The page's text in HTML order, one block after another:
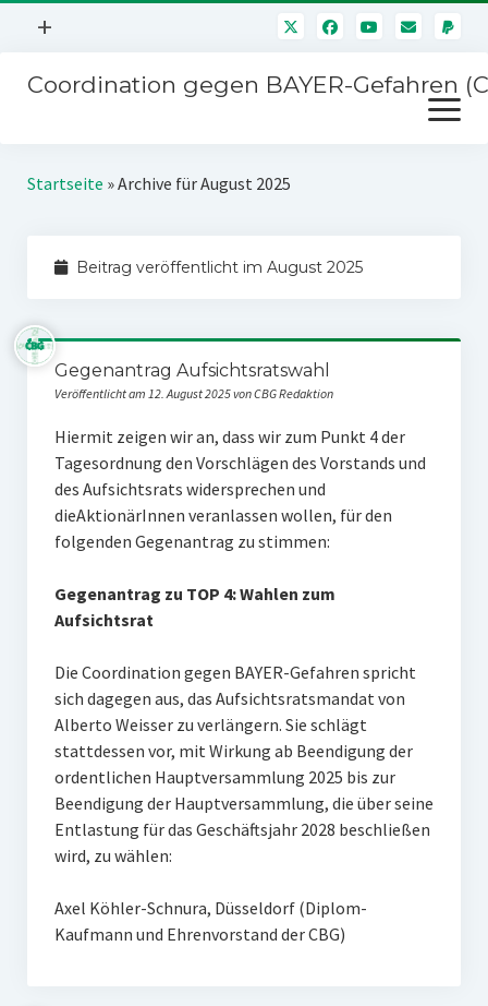
Menü
+
Mitmachen
Störfälle
Coordination gegen BAYER-Gefahren
Menü
öffnen
Kampagnen
Stichwort BAYER
SPENDEN
Startseite »Archive für August 2025
Beitrag veröffentlicht im August 2025
Gegenantrag Aufsichtsratswahl
Veröffentlicht am 12. August 2025 von CBG Redaktion
Hiermit zeigen wir an, dass wir zum Punkt 4 der
Tagesordnung den Vor­schlägen des Vorstands und
des Aufsichtsrats widersprechen und
dieAktionärInnen veranlassen wollen, für den
folgenden Gegenantrag zu stimmen:
Gegenantrag zu TOP 4: Wahlen zum
Aufsichtsrat
Die Coordination gegen BAYER-Gefahren spricht
sich dagegen aus, das Aufsichtsratsmandat von
Alberto Weisser zu verlängern. Sie schlägt
stattdessen vor, mit Wirkung ab Beendigung der
ordentlichen Hauptversammlung 2025 bis zur
Beendigung der Hauptversammlung, die über seine
Entlastung für das Geschäftsjahr 2028 beschließen
wird, zu wählen:
Axel Köhler-Schnura, Düsseldorf (Diplom-
Kaufmann und Ehrenvorstand der CBG)